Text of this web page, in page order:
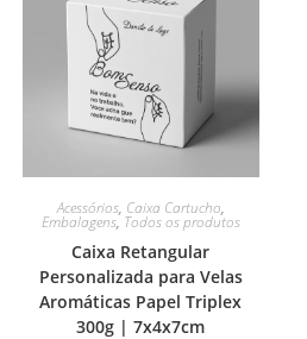
Acessórios, Caixa Cartucho,
Embalagens, Todos os produtos
Caixa Retangular
Personalizada para Velas
Aromáticas Papel Triplex
300g | 7x4x7cm